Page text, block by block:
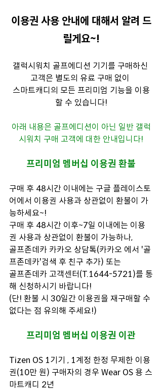
이용권 사용 안내에 대해서 알려 드
릴게요~!
갤럭시워치 골프에디션 기기를 구매하신
고객은 별도의 유료 구매 없이
스마트캐디의 모든 프리미엄 기능을 이용
할 수 있습니다!
아래 내용은 골프에디션이 아닌 일반 갤럭
시워치 구매 고객에 대한 안내입니다!
프리미엄 멤버십 이용권 환불
구매 후 48시간 이내에는 구글 플레이스토
어에서 이용권 사용과 상관없이 환불이 가
능하세요~!
구매 후 48시간 이후~7일 이내에는 이용
권 사용과 상관없이 환불이 가능하나,
골프존데카 카카오 상담톡(카카오 에서 '골
프존데카'검색 후 친구 추가) 또는
골프존데카 고객센터(T.1644-5721)를 통
해 신청하시기 바랍니다!
(단! 환불 시 30일간 이용권을 재구매할 수
없다는 점 유의해 주세요!)
프리미엄 멤버십 이용권 이관
Tizen OS 1기기 , 1계정 한정 무제한 이용
권(10만 원) 구매자의 경우 Wear OS 용 스
마트캐디 2년